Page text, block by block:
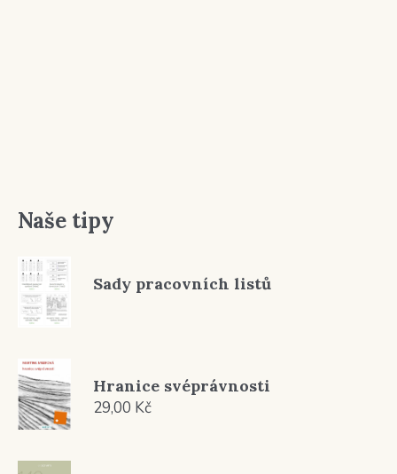
Naše tipy
Sady pracovních listů
Hranice svéprávnosti
29,00 Kč